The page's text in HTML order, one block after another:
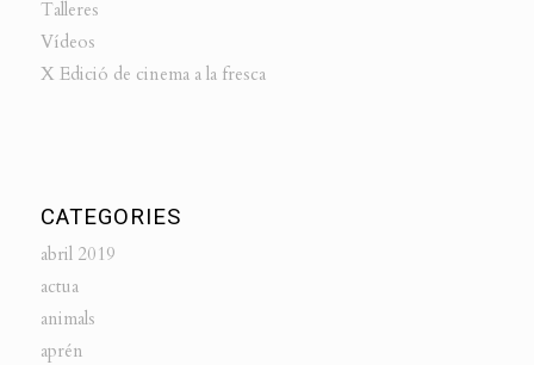
Talleres
Vídeos
X Edició de cinema a la fresca
CATEGORIES
abril 2019
actua
animals
aprén